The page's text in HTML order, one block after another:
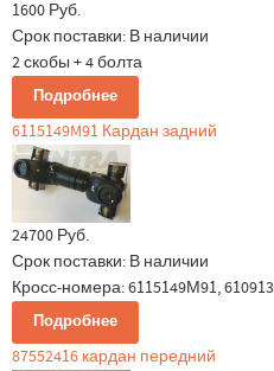
1600 Руб.
Срок поставки: В наличии
2 скобы + 4 болта
Подробнее
6115149M91 Кардан задний
24700 Руб.
Срок поставки: В наличии
Кросс-номера: 6115149М91,
Подробнее
87552416 кардан передний